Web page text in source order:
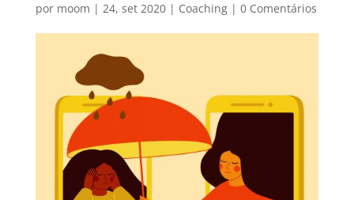
por moom | 24, set 2020| Coaching| 0 Comentários